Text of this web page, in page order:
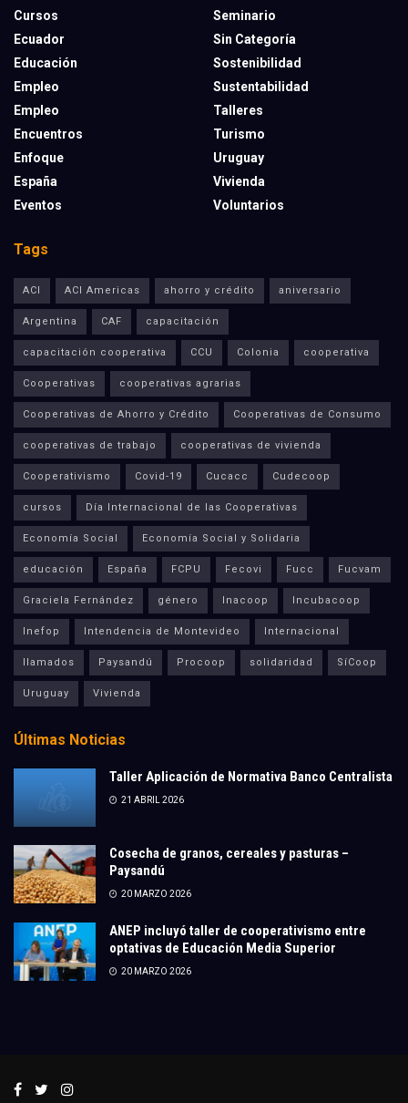
Cursos
Ecuador
Educación
Empleo
Empleo
Encuentros
Enfoque
España
Eventos
Seminario
Sin Categoría
Sostenibilidad
Sustentabilidad
Talleres
Turismo
Uruguay
Vivienda
Voluntarios
Tags
ACI ACI Americas ahorro y crédito aniversario
Argentina CAF capacitación
capacitación cooperativa CCU Colonia cooperativa
Cooperativas cooperativas agrarias
Cooperativas de Ahorro y Crédito Cooperativas de Consumo
cooperativas de trabajo cooperativas de vivienda
Cooperativismo Covid-19 Cucacc Cudecoop
cursos Día Internacional de las Cooperativas
Economía Social Economía Social y Solidaria
educación España FCPU Fecovi Fucc Fucvam
Graciela Fernández género Inacoop Incubacoop
Inefop Intendencia de Montevideo Internacional
llamados Paysandú Procoop solidaridad SíCoop
Uruguay Vivienda
Últimas Noticias
Taller Aplicación de Normativa Banco Centralista
21 ABRIL 2026
Cosecha de granos, cereales y pasturas –
Paysandú
20 MARZO 2026
ANEP incluyó taller de cooperativismo entre
optativas de Educación Media Superior
20 MARZO 2026